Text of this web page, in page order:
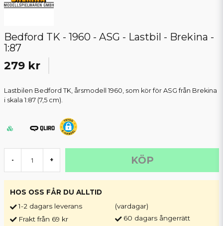
Bedford TK - 1960 - ASG - Lastbil - Brekina -
1:87
279 kr
Lastbilen Bedford TK, årsmodell 1960, som kör för ASG från Brekina
i skala 1:87 (7,5 cm).
- + KÖP
HOS OSS FÅR DU ALLTID
1-2 dagars leverans
Frakt från 69 kr
(vardagar)
60 dagars ångerrätt